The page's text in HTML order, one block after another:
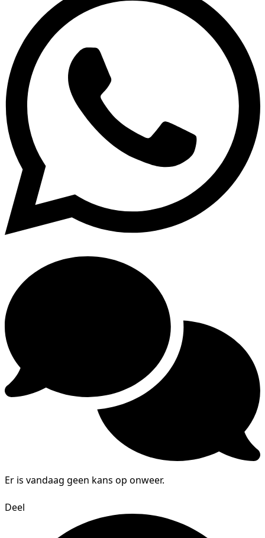
Er is vandaag geen kans op onweer.
Deel